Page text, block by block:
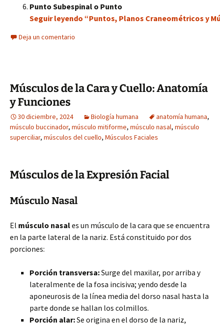
Punto Subespinal o Punto
Seguir leyendo “Puntos, Planos Craneométricos y
Deja un comentario
Músculos de la Cara y Cuello: Anatomía
y Funciones
30 diciembre, 2024 Biología humana anatomía humana,
músculo buccinador, músculo mitiforme, músculo nasal, músculo
superciliar, músculos del cuello, Músculos Faciales
Músculos de la Expresión Facial
Músculo Nasal
El músculo nasales un músculo de la cara que se encuentra
en la parte lateral de la nariz. Está constituido por dos
porciones:
Porción transversa:Surge del maxilar, por arriba y
lateralmente de la fosa incisiva; yendo desde la
aponeurosis de la línea media del dorso nasal hasta la
parte donde se hallan los colmillos.
Porción alar:Se origina en el dorso de la nariz,